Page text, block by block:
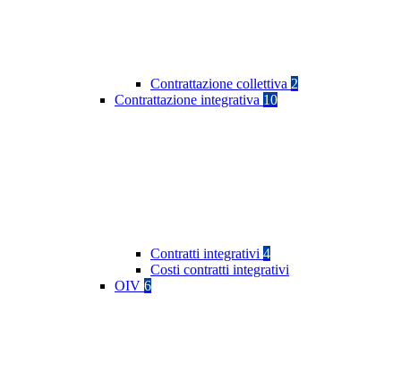
Contrattazione collettiva 2
Contrattazione integrativa 10
Contratti integrativi 4
Costi contratti integrativi
OIV 6